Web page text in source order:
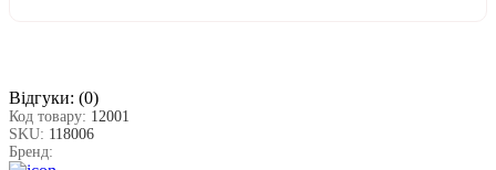
Відгуки: (0)
Код товару: 12001
SKU: 118006
Бренд: